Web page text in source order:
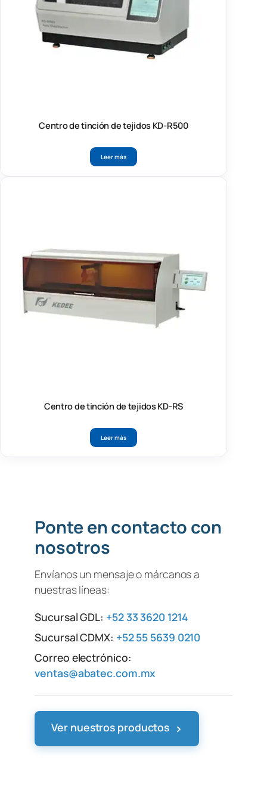
Centro de tinción de tejidos KD-R500
Leer más
Centro de tinción de tejidos KD-RS
Leer más
Ponte en contacto con
nosotros
Envíanos un mensaje o márcanos a
nuestras líneas:
Sucursal GDL: +52 33 3620 1214
Sucursal CDMX: +52 55 5639 0210
Correo electrónico:
ventas@abatec.com.mx
Ver nuestros productos ›